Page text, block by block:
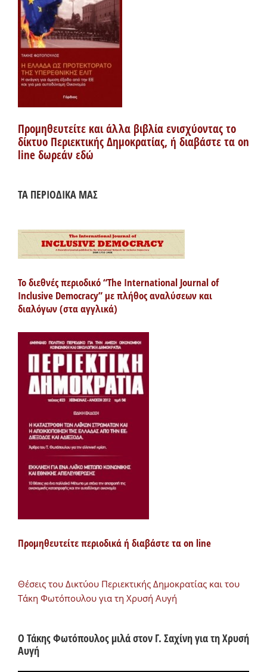
Προμηθευτείτε και άλλα βιβλία ενισχύοντας το
δίκτυο Περιεκτικής Δημοκρατίας, ή διαβάστε τα on
line δωρεάν εδώ
ΤΑ ΠΕΡΙΟΔΙΚΑ ΜΑΣ
Το διεθνές περιοδικό “The International Journal of
Inclusive Democracy” με πλήθος αναλύσεων και
διαλόγων (στα αγγλικά)
Προμηθευτείτε περιοδικά ή διαβάστε τα on line
Θέσεις του Δικτύου Περιεκτικής Δημοκρατίας και του
Τάκη Φωτόπουλου για τη Χρυσή Αυγή
Ο Τάκης Φωτόπουλος μιλά στον Γ. Σαχίνη για τη Χρυσή
Αυγή